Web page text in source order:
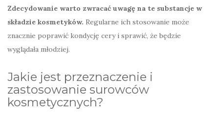
Zdecydowanie warto zwracać uwagę na te substancje w
składzie kosmetyków. Regularne ich stosowanie może
znacznie poprawić kondycję cery i sprawić, że będzie
wyglądała młodziej.
Jakie jest przeznaczenie i
zastosowanie surowców
kosmetycznych?